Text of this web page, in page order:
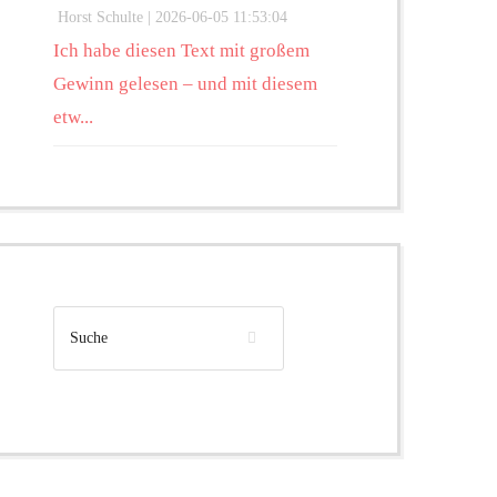
Horst Schulte | 2026-06-05 11:53:04
Ich habe diesen Text mit großem
Gewinn gelesen – und mit diesem
etw...